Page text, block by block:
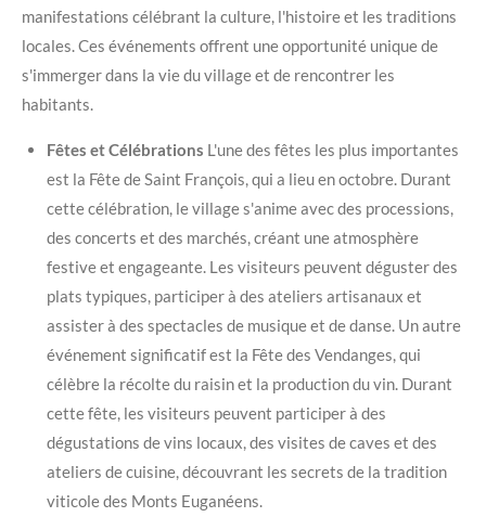
manifestations célébrant la culture, l'histoire et les traditions
locales. Ces événements offrent une opportunité unique de
s'immerger dans la vie du village et de rencontrer les
habitants.
Fêtes et Célébrations L'une des fêtes les plus importantes
est la Fête de Saint François, qui a lieu en octobre. Durant
cette célébration, le village s'anime avec des processions,
des concerts et des marchés, créant une atmosphère
festive et engageante. Les visiteurs peuvent déguster des
plats typiques, participer à des ateliers artisanaux et
assister à des spectacles de musique et de danse. Un autre
événement significatif est la Fête des Vendanges, qui
célèbre la récolte du raisin et la production du vin. Durant
cette fête, les visiteurs peuvent participer à des
dégustations de vins locaux, des visites de caves et des
ateliers de cuisine, découvrant les secrets de la tradition
viticole des Monts Euganéens.